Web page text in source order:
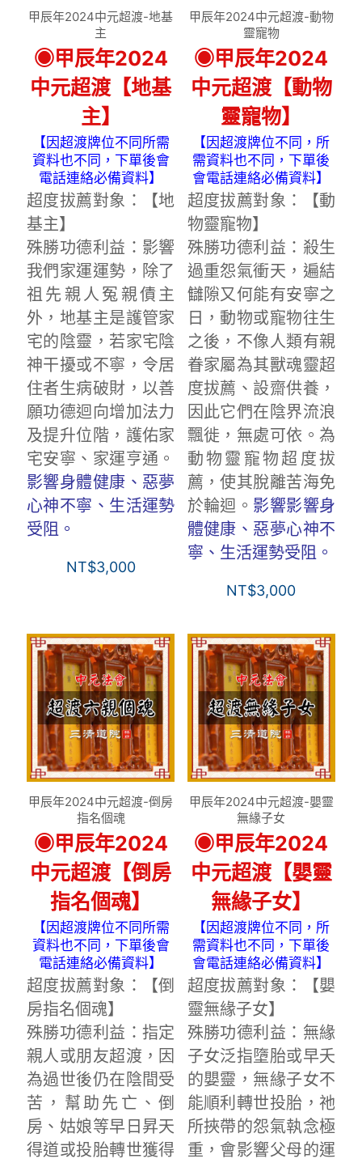
甲辰年2024中元超渡-地基
主
◉甲辰年2024
中元超渡【地基
主】
【因超渡牌位不同所需
資料也不同，下單後會
電話連絡必備資料】
超度拔薦對象：【地
基主】
殊勝功德利益：影響
我們家運運勢，除了
祖先親人冤親債主
外，地基主是護管家
宅的陰靈，若家宅陰
神干擾或不寧，令居
住者生病破財，以善
願功德迴向增加法力
及提升位階，護佑家
宅安寧、家運亨通。
影響身體健康、惡夢
心神不寧、生活運勢
受阻。
NT$3,000
甲辰年2024中元超渡-動物
靈寵物
◉甲辰年2024
中元超渡【動物
靈寵物】
【因超渡牌位不同，所
需資料也不同，下單後
會電話連絡必備資料】
超度拔薦對象：【動
物靈寵物】
殊勝功德利益：殺生
過重怨氣衝天，遍結
讎隙又何能有安寧之
日，動物或寵物往生
之後，不像人類有親
眷家屬為其獸魂靈超
度拔薦、設齋供養，
因此它們在陰界流浪
飄徙，無處可依。為
動物靈寵物超度拔
薦，使其脫離苦海免
於輪迴。 影響影響身
體健康、惡夢心神不
寧、生活運勢受阻。
NT$3,000
甲辰年2024中元超渡-倒房
指名個魂
◉甲辰年2024
中元超渡【倒房
指名個魂】
【因超渡牌位不同所需
資料也不同，下單後會
電話連絡必備資料】
超度拔薦對象：【倒
房指名個魂】
殊勝功德利益：指定
親人或朋友超渡，因
為過世後仍在陰間受
苦，幫助先亡、倒
房、姑娘等早日昇天
得道或投胎轉世獲得
甲辰年2024中元超渡-嬰靈
無緣子女
◉甲辰年2024
中元超渡【嬰靈
無緣子女】
【因超渡牌位不同，所
需資料也不同，下單後
會電話連絡必備資料】
超度拔薦對象：【嬰
靈無緣子女】
殊勝功德利益：無緣
子女泛指墮胎或早夭
的嬰靈，無緣子女不
能順利轉世投胎，祂
所挾帶的怨氣執念極
重，會影響父母的運